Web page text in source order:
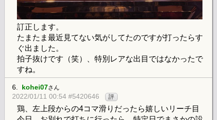
訂正します。
たまたま最近見てない気がしてたのですが打ったらす
ぐ出ました。
拍子抜けです（笑）、特別レアな出目ではなかったで
すね。
6. kohei07さん
2022/01/11 00:54 #5420646 評
鶏、左上段からの4コマ滑りだったら嬉しいリーチ目